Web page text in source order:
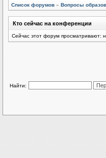
Список форумов » Вопросы
Кто сейчас на конференции
Сейчас этот форум просматривают:
Найти: